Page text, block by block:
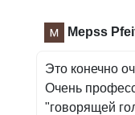
Mepss
Это конечно
Очень
"говорящей